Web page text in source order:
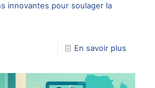
innovantes pour soulager la
En savoir plus